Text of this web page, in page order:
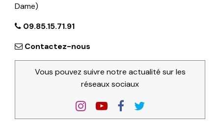
Dame)
09.85.15.71.91
Contactez-nous
Vous pouvez suivre notre actualité sur les
réseaux sociaux